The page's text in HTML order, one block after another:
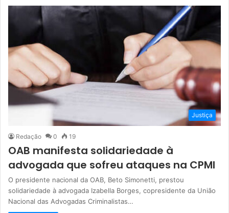
Justiça
Redação 0 19
OAB manifesta solidariedade à
advogada que sofreu ataques na CPMI
O presidente nacional da OAB, Beto Simonetti, prestou
solidariedade à advogada Izabella Borges, copresidente da União
Nacional das Advogadas Criminalistas…